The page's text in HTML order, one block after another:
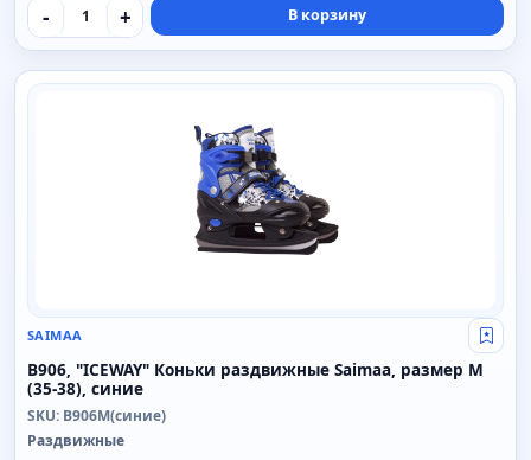
- + В корзину
SAIMAA
SAIMAA Свой
B906, "ICEWAY" Коньки раздвижные Saimaa, размер M
(35-38), синие
SKU: B906M(синие)
Раздвижные